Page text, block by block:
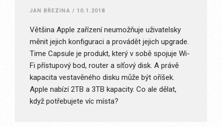
JAN BŘEZINA / 10.1.2018
Většina Apple zařízení neumožňuje uživatelsky
měnit jejich konfiguraci a provádět jejich upgrade.
Time Capsule je produkt, který v sobě spojuje Wi-
Fi přístupový bod, router a síťový disk. A právě
kapacita vestavěného disku může být oříšek.
Apple nabízí 2TB a 3TB kapacity. Co ale dělat,
když potřebujete víc místa?